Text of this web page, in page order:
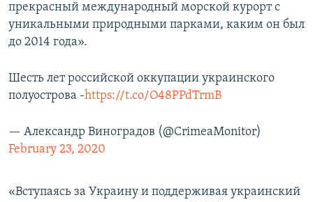
прекрасный международный морской курорт с
уникальными природными парками, каким он был
до 2014 года».
Шесть лет российской оккупации украинского
полуострова -https://t.co/O48PPdTrmB
— Александр Виноградов (@CrimeaMonitor)
February 23, 2020
«Вступаясь за Украину и поддерживая украинский